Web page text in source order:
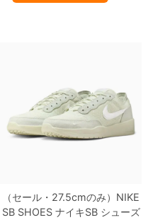
（セール・27.5cmのみ） NIKE
SB SHOESナイキSBシューズ